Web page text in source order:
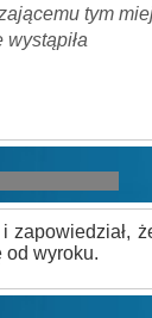
tym
zapowiedział,
od wyroku.